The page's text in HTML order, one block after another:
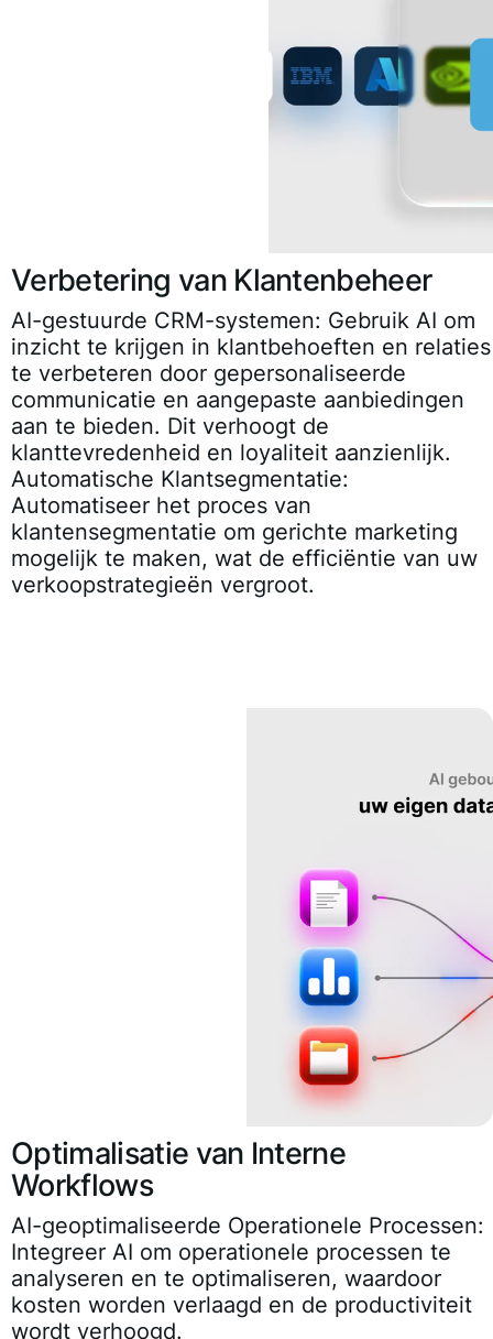
Verbetering van Klantenbeheer
AI-gestuurde CRM-systemen: Gebruik AI om
inzicht te krijgen in klantbehoeften en relaties
te verbeteren door gepersonaliseerde
communicatie en aangepaste aanbiedingen
aan te bieden. Dit verhoogt de
klanttevredenheid en loyaliteit aanzienlijk.
Automatische Klantsegmentatie:
Automatiseer het proces van
klantensegmentatie om gerichte marketing
mogelijk te maken, wat de efficiëntie van uw
verkoopstrategieën vergroot.
Optimalisatie van Interne
Workflows
AI-geoptimaliseerde Operationele Processen:
Integreer AI om operationele processen te
analyseren en te optimaliseren, waardoor
kosten worden verlaagd en de productiviteit
wordt verhoogd.